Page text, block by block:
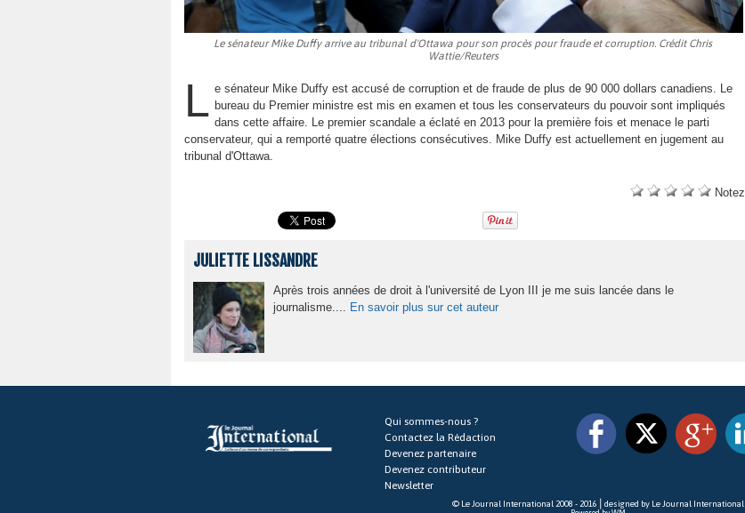
Le sénateur Mike Duffy arrive au tribunal d'Ottawa pour son procès pour fraude et corruption. Crédit Chris
Wattie/Reuters
L e sénateur Mike Duffy est accusé de corruption et de fraude de plus de 90 000 dollars canadiens. Le
bureau du Premier ministre est mis en examen et tous les conservateurs du pouvoir sont impliqués
dans cette affaire. Le premier scandale a éclaté en 2013 pour la première fois et menace le parti
conservateur, qui a remporté quatre élections consécutives. Mike Duffy est actuellement en jugement au
tribunal d'Ottawa.
Notez
JULIETTE LISSANDRE
Après trois années de droit à l'université de Lyon III je me suis lancée dans le
journalisme....
En savoir plus sur cet auteur
Qui sommes-nous ?
Contactez la Rédaction
Devenez partenaire
Devenez contributeur
Newsletter
© Le Journal International 2008 - 2016⎪designed by Le Journal International